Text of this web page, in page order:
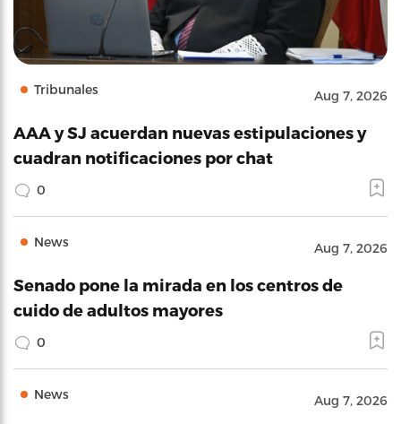
Tribunales Aug 7, 2026
AAA y SJ acuerdan nuevas estipulaciones y
cuadran notificaciones por chat
0
News Aug 7, 2026
Senado pone la mirada en los centros de
cuido de adultos mayores
0
News Aug 7, 2026